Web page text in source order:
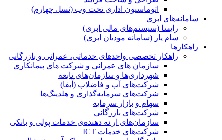
اتوماسیون اداری تحت وب (نسل چهارم)
سامانه‌های ابری
رایسا (سیستم‌های مالی ابری)
سام یار (سامانه مودیان ابری)
راهکارها
راهکار تخصصی واحدهای خدماتی، عمرانی و بازرگانی
سازمان های عمرانی و شرکت های پیمانکاری
شهرداری‌ها و سازمان‌های تابعه
شرکت‌های آب و فاضلاب (آبفا)
شرکت‌های سرمایه‌گذاری و هلدینگ‌ها
سهام و بازار سرمایه
شرکت‌های بازرگانی
سازمان‌های ارائه دهنده‌ی خدمات پولی و بانکی
شرکت‌های خدمات ICT